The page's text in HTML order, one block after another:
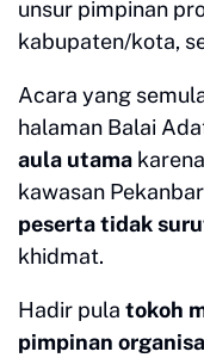
unsur pimpinan
kabupaten/kota,
Acara yang
halaman Balai
aula utama
kawasan
peserta tidak
khidmat.
Hadir pula tokoh
pimpinan